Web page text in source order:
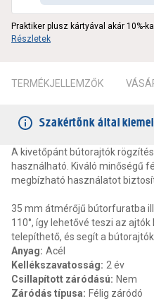
Praktiker plusz kártyával akár 10%-
Részletek
TERMÉKJELLEMZŐK
Szakértőnk által
A kivetőpánt bútorajtók
használható. Kiváló minőségű
megbízható használatot
35 mm átmérőjű bútorfuratba
110°, így lehetővé teszi az
telepíthető, és segít a
Anyag: Acél
Kellékszavatosság: 2 év
Csillapított záródású: Nem
Záródás típusa: Félig záródó